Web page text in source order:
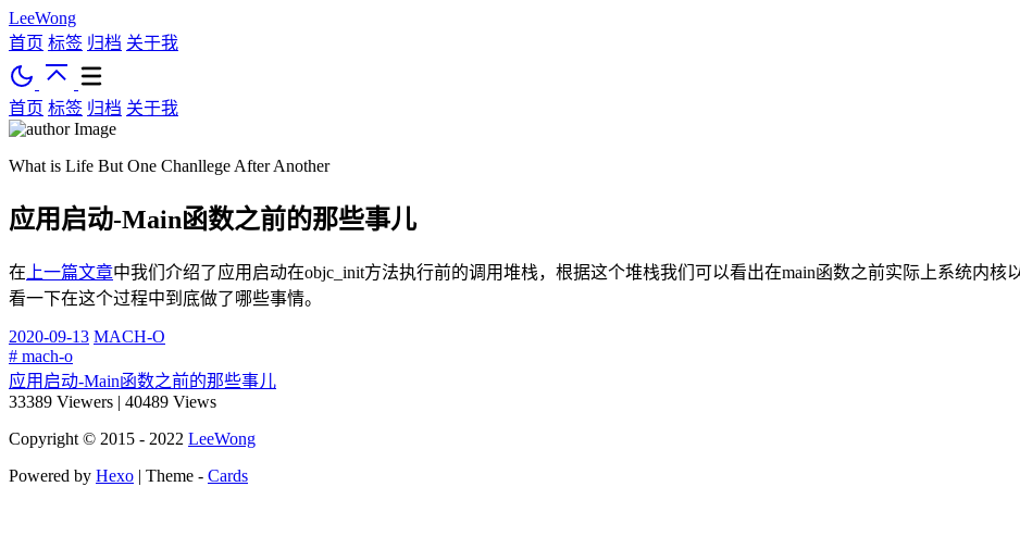
LeeWong
首页 标签 归档 关于我
首页 标签 归档 关于我
What is Life But One Chanllege After Another
应用启动-Main函数之前的那些事儿
在 上一篇文章中我们介绍了应用启动在objc_init方法执行前的调用堆栈，根据这个堆栈我们可以看出在main函数之前实际上系统内
看一下在这个过程中到底做了哪些事情。
2020-09-13 MACH-O
# mach-o
应用启动-Main函数之前的那些事儿
33389 Viewers | 40489 Views
Copyright © 2015 - 2022 LeeWong
Powered by Hexo | Theme - Cards